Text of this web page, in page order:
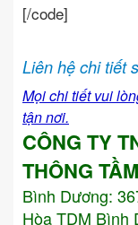
[/code]
Liên hệ chi tiết
Mọi chi tiết vui
tận nơi.
CÔNG TY
THÔNG
Bình Dương:
Hòa TDM Bình